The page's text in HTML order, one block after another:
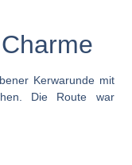
Kerwarundemit
Die Route war